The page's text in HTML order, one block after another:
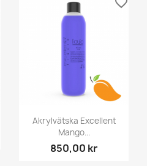
Akrylvätska Excellent
Mango...
850,00 kr